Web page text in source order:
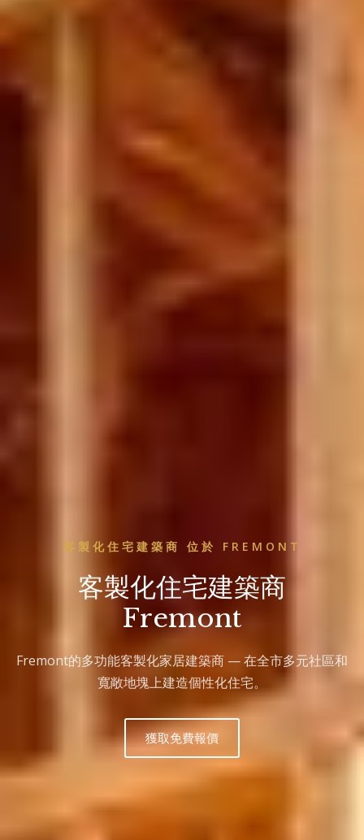
客製化住宅建築商 位於 FREMONT
客製化住宅建築商
Fremont
Fremont的多功能客製化家居建築商 — 在全市多元社區和
寬敞地塊上建造個性化住宅。
獲取免費報價